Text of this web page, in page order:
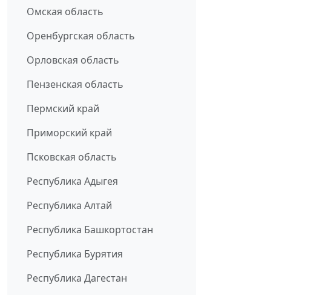
Омская область
Оренбургская область
Орловская область
Пензенская область
Пермский край
Приморский край
Псковская область
Республика Адыгея
Республика Алтай
Республика Башкортостан
Республика Бурятия
Республика Дагестан